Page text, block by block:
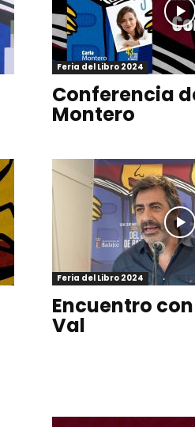
de
Feria del Libro 2024
Conferencia
Montero
Feria del Libro 2024
Encuentro
Val